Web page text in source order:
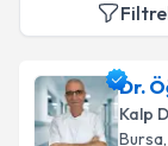
Dr.
Kalp
Bursa,